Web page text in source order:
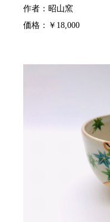
作者：昭山窯
価格：￥18,000